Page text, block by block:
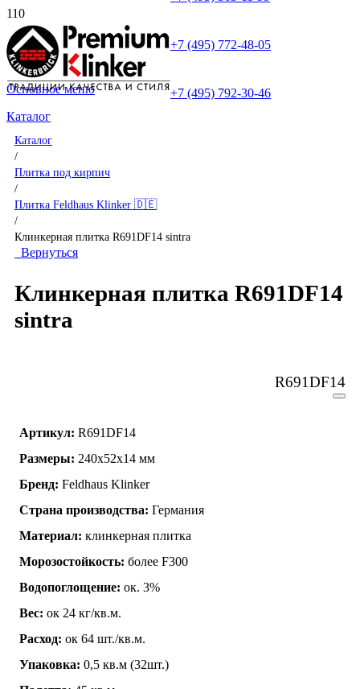
+7 (495) 772-48-05
+7 (495) 792-30-46
Основное меню
Каталог
Каталог
/
Плитка под кирпич
/
Плитка Feldhaus Klinker 🇩🇪
/
Клинкерная плитка R691DF14 sintra
Вернуться
Клинкерная плитка R691DF14
sintra
R691DF14
Артикул: R691DF14
Размеры: 240x52x14 мм
Бренд: Feldhaus Klinker
Страна производства: Германия
Материал: клинкерная плитка
Морозостойкость: более F300
Водопоглощение: ок. 3%
Вес: ок 24 кг/кв.м.
Расход: ок 64 шт./кв.м.
Упаковка: 0,5 кв.м (32шт.)